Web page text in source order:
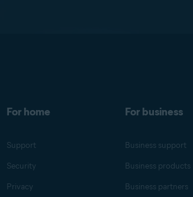
For home
Support
Security
Privacy
For business
Business support
Business products
Business partners